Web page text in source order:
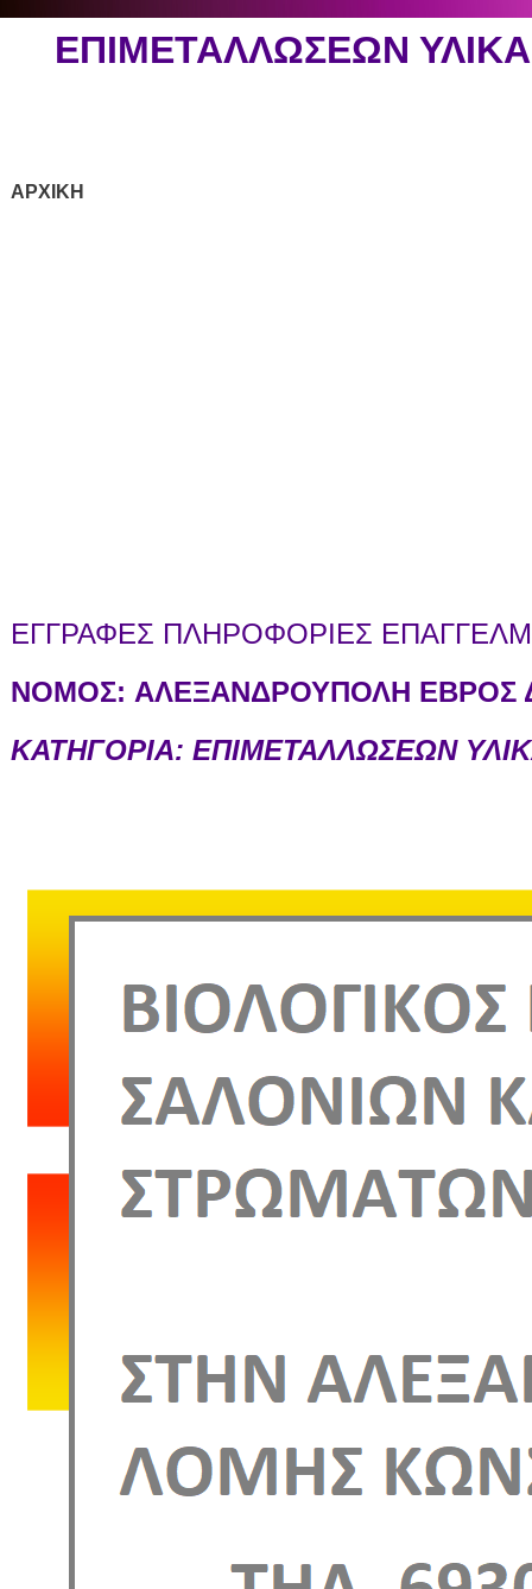
ΕΠΙΜΕΤΑΛΛΩΣΕΩΝ
ΕΓΓΡΑΦΕΣ ΠΛΗΡΟΦΟΡΙΕΣ
ΝΟΜΟΣ: ΑΛΕΞΑΝΔΡΟΥΠΟΛΗ ΕΒΡΟΣ
ΚΑΤΗΓΟΡΙΑ: ΕΠΙΜΕΤΑΛΛΩΣΕΩΝ
ΑΡΧΙΚΗ